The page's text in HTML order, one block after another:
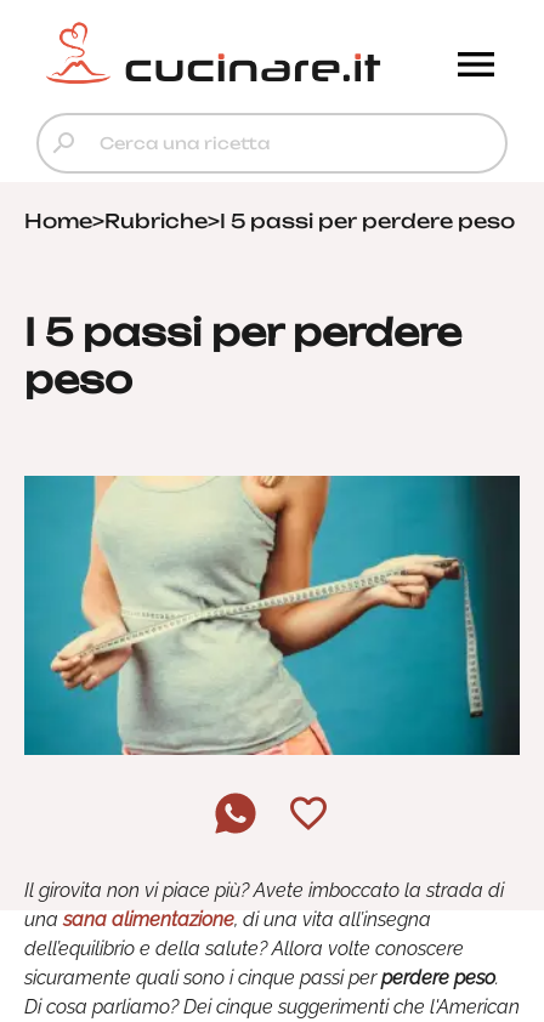
Home>Rubriche>I 5 passi per perdere peso
I 5 passi per perdere
peso
Il girovita non vi piace più? Avete imboccato la strada di
unasana alimentazione, di una vita all’insegna
dell’equilibrio e della salute? Allora volte conoscere
sicuramente quali sono i cinque passi perperdere peso.
Di cosa parliamo? Dei cinque suggerimenti che l'American